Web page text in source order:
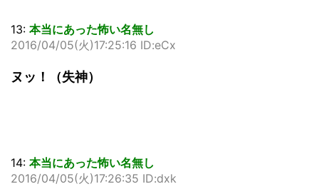
13: 本当にあった怖い名無し
2016/04/05(火)17:25:16 ID:eCx
ヌッ！（失神）
14: 本当にあった怖い名無し
2016/04/05(火)17:26:35 ID:dxk